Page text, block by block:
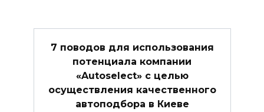
7 поводов для использования
потенциала компании
«Autoselect» с целью
осуществления качественного
автоподбора в Киеве